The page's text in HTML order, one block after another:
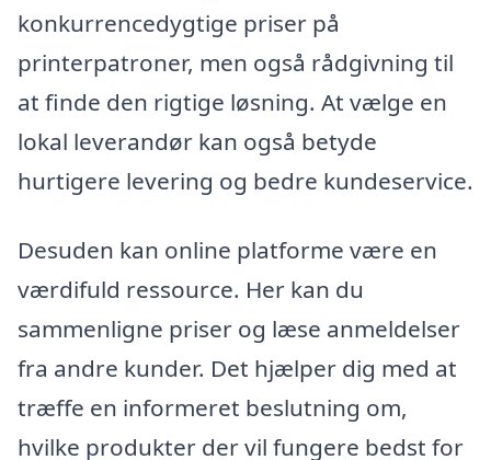
konkurrencedygtige priser på
printerpatroner, men også rådgivning til
at finde den rigtige løsning. At vælge en
lokal leverandør kan også betyde
hurtigere levering og bedre kundeservice.
Desuden kan online platforme være en
værdifuld ressource. Her kan du
sammenligne priser og læse anmeldelser
fra andre kunder. Det hjælper dig med at
træffe en informeret beslutning om,
hvilke produkter der vil fungere bedst for